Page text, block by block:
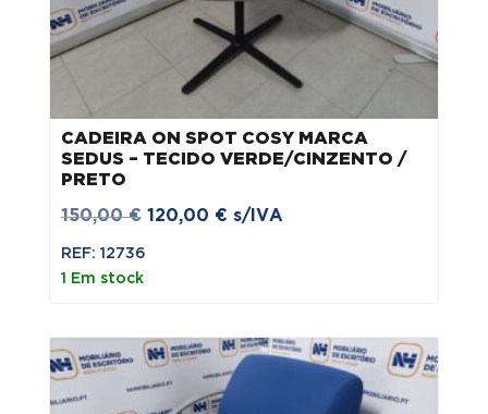
CADEIRA ON SPOT COSY MARCA
SEDUS – TECIDO VERDE/CINZENTO /
PRETO
150,00€ O
120,00 €Os/IVA
REF: 12736
1 Em stock